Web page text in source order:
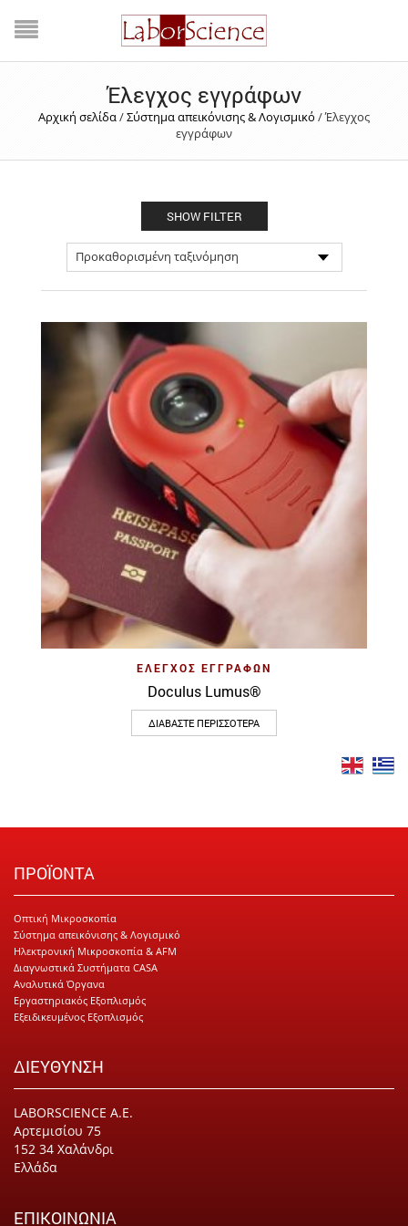
Έλεγχος εγγράφων
Αρχική σελίδα/Σύστημα απεικόνισης & Λογισμικό /Έλεγχος
εγγράφων
SHOW FILTER
ΈΛΕΓΧΟΣ ΕΓΓΡΆΦΩΝ
Doculus Lumus®
ΔΙΑΒΆΣΤΕ ΠΕΡΙΣΣΌΤΕΡΑ
ΠΡΟΪΟΝΤΑ
Οπτική Μικροσκοπία
Σύστημα απεικόνισης & Λογισμικό
Ηλεκτρονική Μικροσκοπία & AFM
Διαγνωστικά Συστήματα CASA
Αναλυτικά Όργανα
Εργαστηριακός Εξοπλισμός
Εξειδικευμένος Εξοπλισμός
ΔΙΕΥΘΥΝΣΗ
LABORSCIENCE Α.Ε.
Αρτεμισίου 75
152 34 Χαλάνδρι
Ελλάδα
ΕΠΙΚΟΙΝΩΝΙΑ